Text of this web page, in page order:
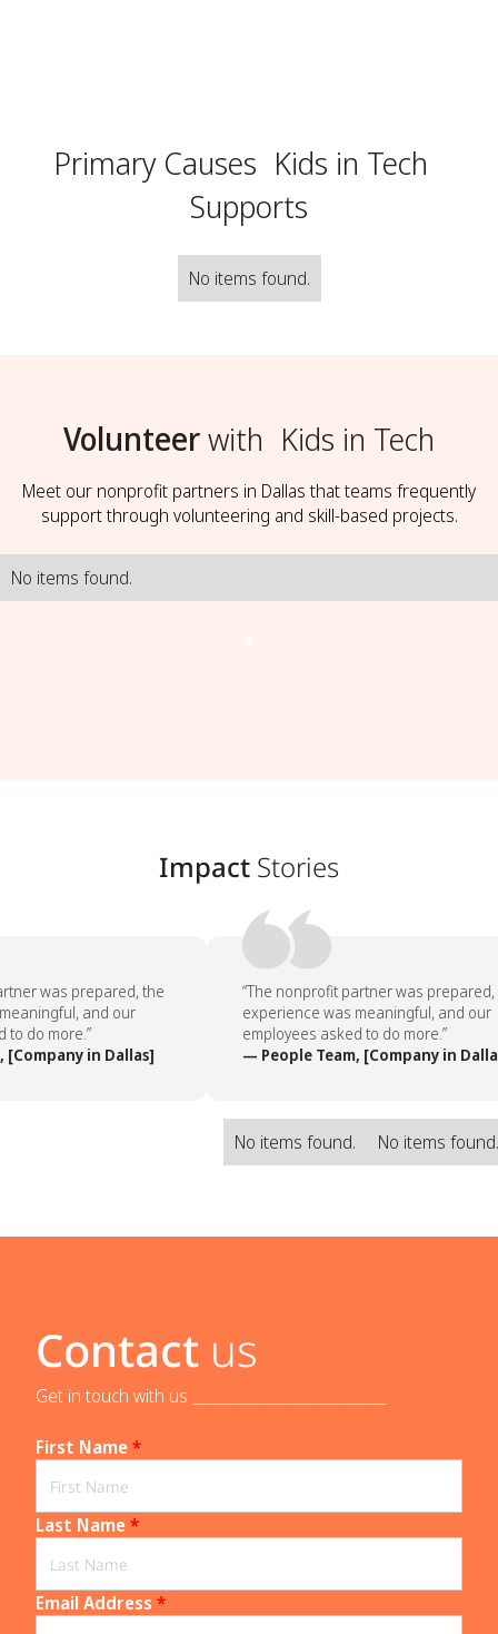
Primary Causes Kids in Tech
Supports
No items found.
Volunteerwith Kids in Tech
Meet our nonprofit partners in Dallas that teams frequently
support through volunteering and skill-based projects.
No items found.
Impact Stories
was prepared, the
and our
do more.”
in Dallas]
“The nonprofit partner was prepared,
experience was meaningful, and our
employees asked to do more.”
— People Team, [Company in
No items found. No items
Contact us
Get in touch with us _____________________________
First Name*
Last Name*
Email Address *